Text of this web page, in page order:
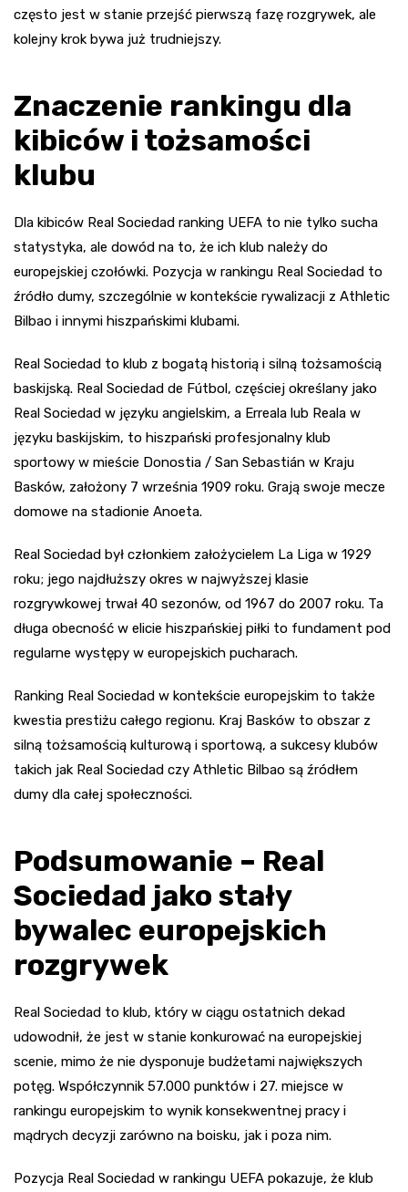
często jest w stanie przejść pierwszą fazę rozgrywek, ale
kolejny krok bywa już trudniejszy.
Znaczenie rankingu dla
kibiców i tożsamości
klubu
Dla kibiców Real Sociedad ranking UEFA to nie tylko sucha
statystyka, ale dowód na to, że ich klub należy do
europejskiej czołówki. Pozycja w rankingu Real Sociedad to
źródło dumy, szczególnie w kontekście rywalizacji z Athletic
Bilbao i innymi hiszpańskimi klubami.
Real Sociedad to klub z bogatą historią i silną tożsamością
baskijską. Real Sociedad de Fútbol, częściej określany jako
Real Sociedad w języku angielskim, a Erreala lub Reala w
języku baskijskim, to hiszpański profesjonalny klub
sportowy w mieście Donostia / San Sebastián w Kraju
Basków, założony 7 września 1909 roku. Grają swoje mecze
domowe na stadionie Anoeta.
Real Sociedad był członkiem założycielem La Liga w 1929
roku; jego najdłuższy okres w najwyższej klasie
rozgrywkowej trwał 40 sezonów, od 1967 do 2007 roku. Ta
długa obecność w elicie hiszpańskiej piłki to fundament pod
regularne występy w europejskich pucharach.
Ranking Real Sociedad w kontekście europejskim to także
kwestia prestiżu całego regionu. Kraj Basków to obszar z
silną tożsamością kulturową i sportową, a sukcesy klubów
takich jak Real Sociedad czy Athletic Bilbao są źródłem
dumy dla całej społeczności.
Podsumowanie – Real
Sociedad jako stały
bywalec europejskich
rozgrywek
Real Sociedad to klub, który w ciągu ostatnich dekad
udowodnił, że jest w stanie konkurować na europejskiej
scenie, mimo że nie dysponuje budżetami największych
potęg. Współczynnik 57.000 punktów i 27. miejsce w
rankingu europejskim to wynik konsekwentnej pracy i
mądrych decyzji zarówno na boisku, jak i poza nim.
Pozycja Real Sociedad w rankingu UEFA pokazuje, że klub